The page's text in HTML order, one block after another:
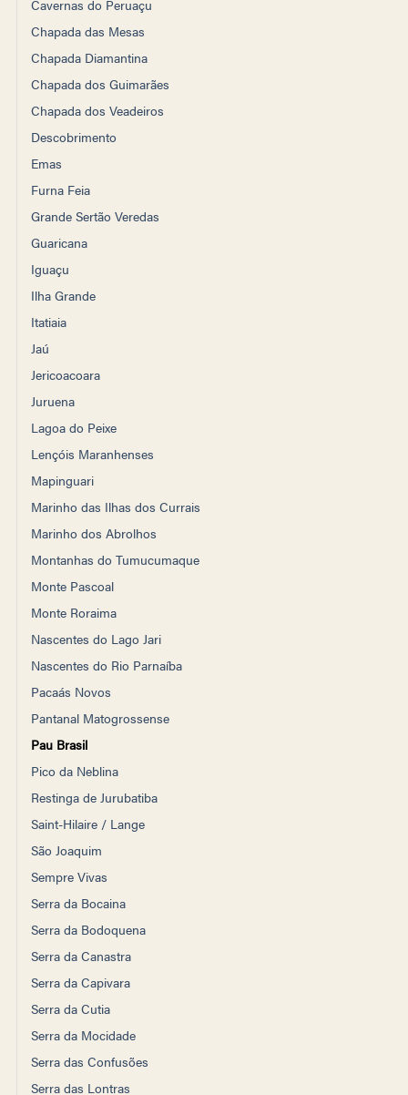
Cavernas do Peruaçu
Chapada das Mesas
Chapada Diamantina
Chapada dos Guimarães
Chapada dos Veadeiros
Descobrimento
Emas
Furna Feia
Grande Sertão Veredas
Guaricana
Iguaçu
Ilha Grande
Itatiaia
Jaú
Jericoacoara
Juruena
Lagoa do Peixe
Lençóis Maranhenses
Mapinguari
Marinho das Ilhas dos Currais
Marinho dos Abrolhos
Montanhas do Tumucumaque
Monte Pascoal
Monte Roraima
Nascentes do Lago Jari
Nascentes do Rio Parnaíba
Pacaás Novos
Pantanal Matogrossense
Pau Brasil
Pico da Neblina
Restinga de Jurubatiba
Saint-Hilaire / Lange
São Joaquim
Sempre Vivas
Serra da Bocaina
Serra da Bodoquena
Serra da Canastra
Serra da Capivara
Serra da Cutia
Serra da Mocidade
Serra das Confusões
Serra das Lontras